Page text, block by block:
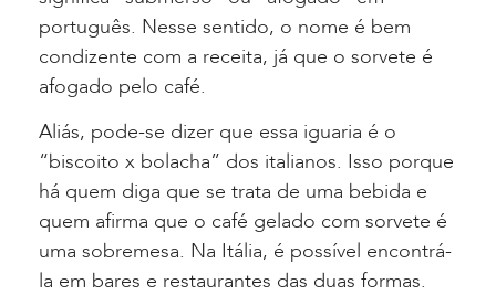
português. Nesse sentido, o nome é bem
condizente com a receita, já que o sorvete é
afogado pelo café.
Aliás, pode-se dizer que essa iguaria é o
“biscoito x bolacha” dos italianos. Isso porque
há quem diga que se trata de uma bebida e
quem afirma que o café gelado com sorvete é
uma sobremesa. Na Itália, é possível encontrá-
la em bares e restaurantes das duas formas.